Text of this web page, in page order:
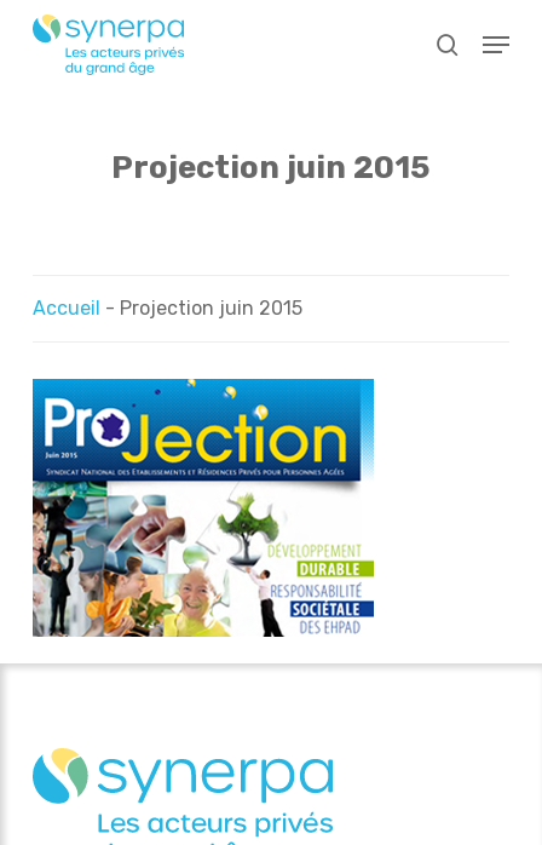
search
Menu
Projection juin 2015
Accueil - Projection juin 2015